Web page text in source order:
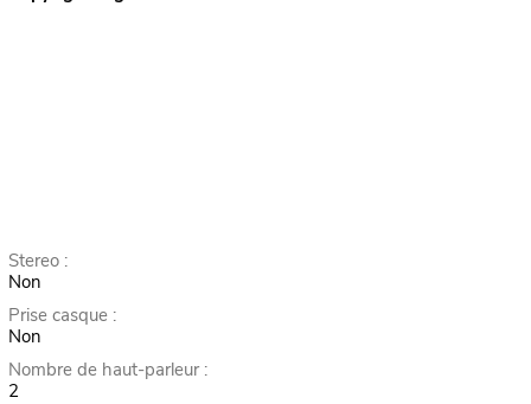
Stereo :
Non
Prise casque :
Non
Nombre de haut-parleur :
2